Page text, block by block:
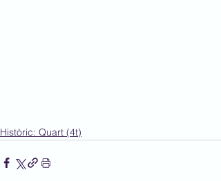
Històric: Quart (4t)